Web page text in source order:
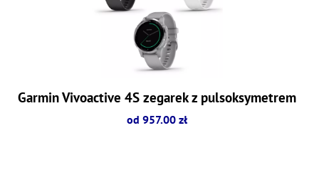
Garmin Vivoactive 4S zegarek z pulsoksymetrem
od 957.00 zł